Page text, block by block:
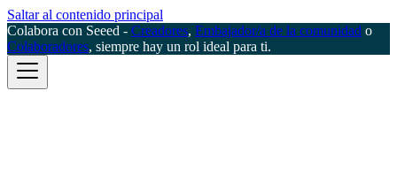
Saltar al contenido principal
Colabora con Seeed - Creadores, Embajador/a de la comunidad o
Colaboradores, siempre hay un rol ideal para ti.